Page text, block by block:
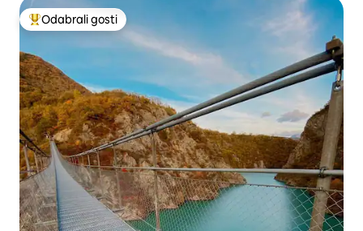
Među najviše rangiranima s oznakom „Odabrali gosti”
Odabrali gosti